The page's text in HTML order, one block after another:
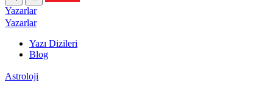
Yazarlar
Yazarlar
Yazı Dizileri
Blog
Astroloji